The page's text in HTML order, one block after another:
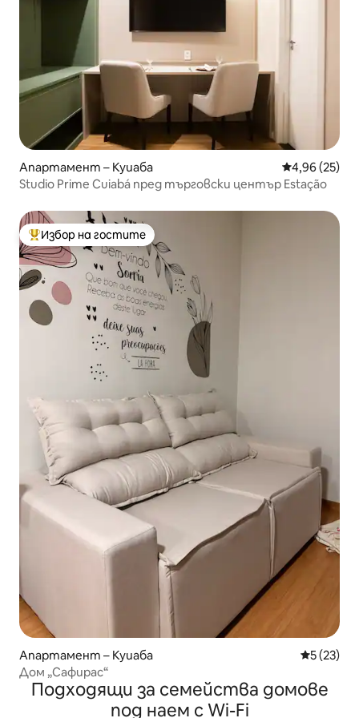
Апартамент – Куиаба Средна
4,96 (25)
Studio Prime Cuiabá пред търговски център Estação
Най-популярен избор на гостите
Избор на гостите
Апартамент – Куиаба Средна
5 (23)
Дом „Сафирас“
Подходящи за семейства домове
под наем с Wi-Fi